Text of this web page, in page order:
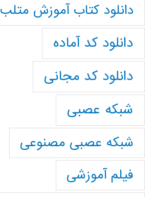
دانلود کتاب آموزش متلب
دانلود کد آماده
دانلود کد مجانی
شبکه عصبی
شبکه عصبی مصنوعی
فیلم آموزشی